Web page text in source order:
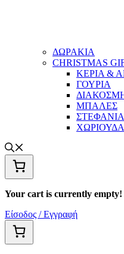
ΔΩΡΑΚΙΑ
CHRISTMAS
ΚΕΡΙΑ &
ΓΟΥΡΙΑ
ΜΠΑΛΕΣ
ΣΤΕΦΑΝΙΑ
Your cart is currently empty!
Είσοδος / Εγγραφή